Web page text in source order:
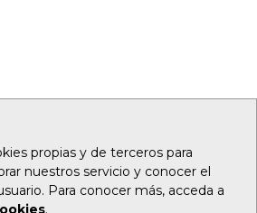
propias y de terceros para
nuestros servicio y conocer el
Para conocer más, acceda a
.